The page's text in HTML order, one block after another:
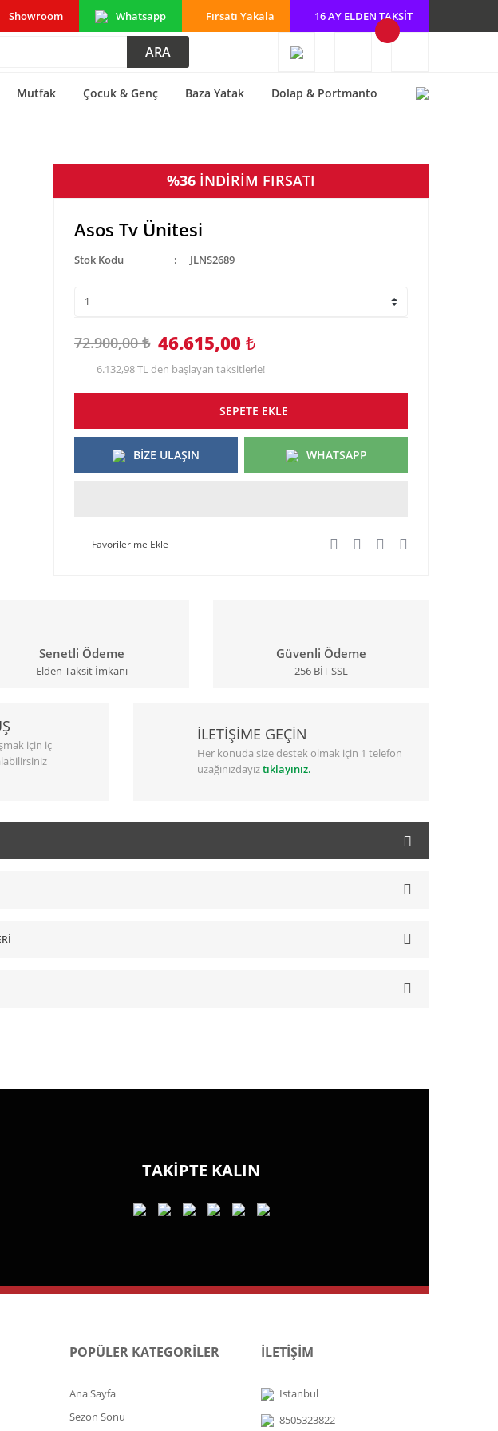
Showroom Whatsapp Fırsatı Yakala 16 AY ELDEN TAKSİT
ARA
Mutfak Çocuk & Genç Baza Yatak Dolap & Portmanto
%36 İNDİRİM FIRSATI
Asos Tv Ünitesi
Stok Kodu JLNS2689
72.900,00 ₺ 46.615,00 ₺
6.132,98 TL den başlayan taksitlerle!
SEPETE EKLE
BİZE ULAŞIN WHATSAPP
Senetli Ödeme
Elden Taksit İmkanı
Güvenli Ödeme
256 BİT SSL
için iç
İLETİŞİME GEÇİN
Her konuda size destek olmak için 1 telefon
uzağınızdayıztıklayınız.
TAKİPTE KALIN
POPÜLER KATEGORİLER
Ana Sayfa
Sezon Sonu
İLETİŞİM
Istanbul
8505323822